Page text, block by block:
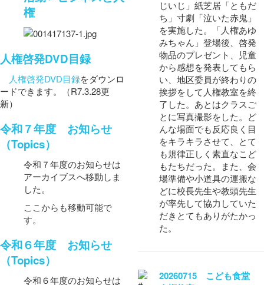
権
人権啓発DVD目録
人権啓発DVD目録をダウンロ
ードできます。（R7.3.28更
新）
令和７年度 お知らせ
（Topics）
令和７年度のお知らせは
アーカイブスへ移動しま
した。
ここからも移動可能で
す。
令和６年度 お知らせ
（Topics）
令和６年度のお知らせは
じいじ」紙芝居「ともだ
ち」寸劇「泣いた赤鬼」
を実施した。「人権あゆ
みちゃん」登場後、啓発
物品のプレゼント、児童
から感想を発表してもら
い、地区委員が終わりの
挨拶をして人権教室を終
了した。あとはクラスご
とに写真撮影をした。ど
んな場面でも反応良く目
をキラキラさせて、とて
も規律正しく素直なこど
もたちだった。また、会
場準備や小道具の運搬な
どに校長先生や教頭先生
が率先して協力していた
だきとてもありがたかっ
た。
20260715 こども食堂